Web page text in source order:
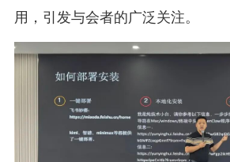
用，引发与会者的广泛关注。